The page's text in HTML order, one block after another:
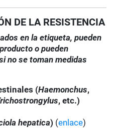
DE LA RESISTENCIA
en la etiqueta, pueden
o pueden
no se toman medidas
(Haemonchus,
, etc.)
hepatica) (enlace)